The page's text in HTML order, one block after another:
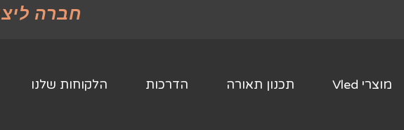
חברה
מוצרי Vled תכנון תאורה הדרכות הלקוחות שלנו